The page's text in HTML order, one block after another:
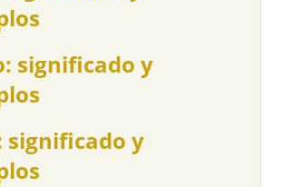
significado y
significado y